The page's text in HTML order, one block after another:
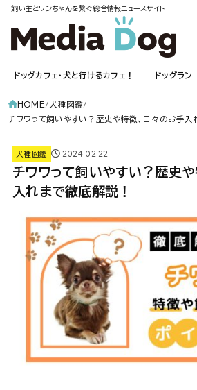
飼い主とワンちゃんを繋ぐ総合情報ニュースサイト
ドッグカフェ・犬と行けるカフェ！ ドッグラン
HOME
犬種図鑑
チワワって飼いやすい？歴史や特徴、日々のお手入
犬種図鑑 2024.02.22
チワワって飼いやすい？歴史
入れまで徹底解説！